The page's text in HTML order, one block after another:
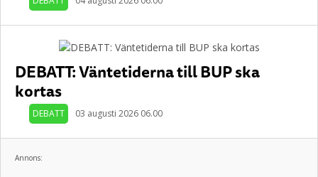
DEBATT: Väntetiderna till BUP ska
kortas
DEBATT 03 augusti 2026 06.00
Annons: